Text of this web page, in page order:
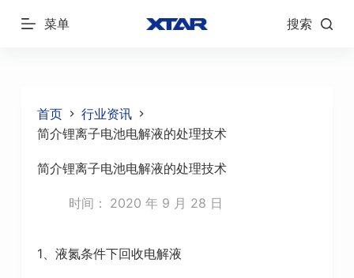
跳
菜单 搜索
首页
行业资讯
简介锂离子电池电解液的处理技术
简介锂离子电池电解液的处理技术
时间： 2020 年 9 月 28 日
1、液氮条件下回收电解液